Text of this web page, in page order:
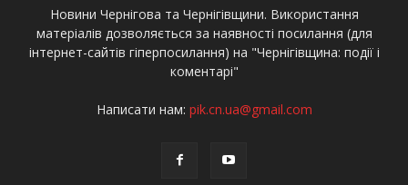
Новини Чернігова та Чернігівщини. Використання
матеріалів дозволяється за наявності посилання (для
інтернет-сайтів гіперпосилання) на "Чернігівщина: події і
коментарі"
Написати нам: pik.cn.ua@gmail.com